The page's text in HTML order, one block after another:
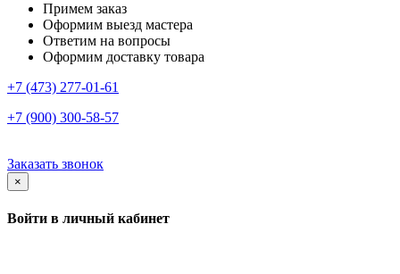
Примем заказ
Оформим выезд мастера
Ответим на вопросы
Оформим доставку товара
+7 (473) 277-01-61
+7 (900) 300-58-57
Заказать звонок
×
Войти в личный кабинет